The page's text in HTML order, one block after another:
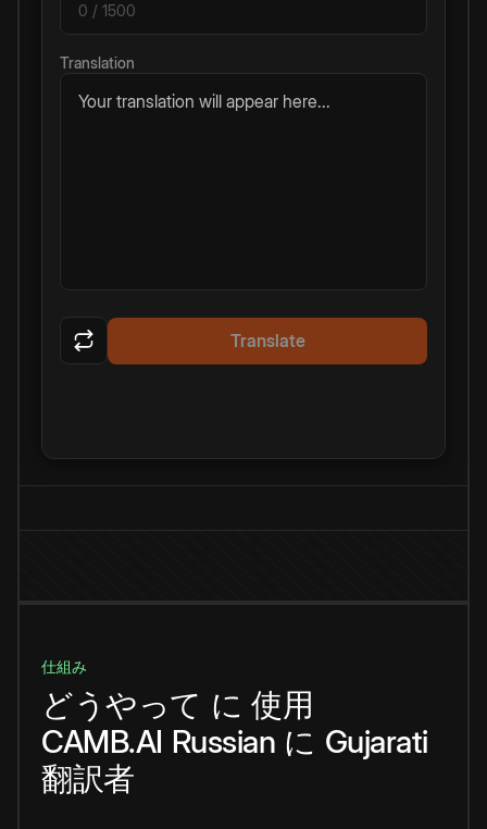
0 / 1500
Translation
Your translation will appear here...
Translate
仕組み
どうやって に 使用
CAMB.AI Russian に Gujarati
翻訳者